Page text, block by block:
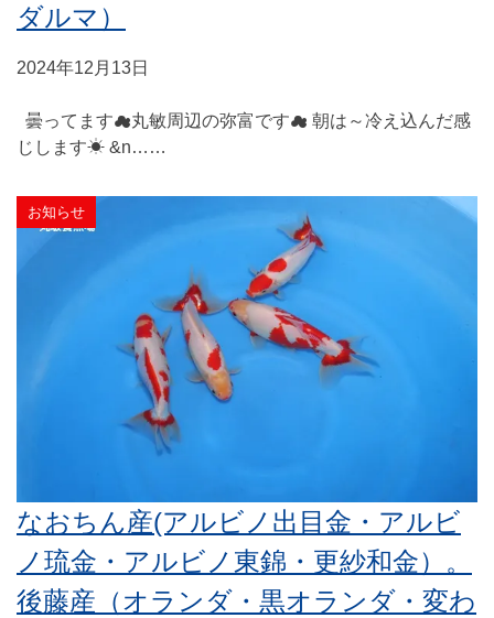
ダルマ）
2024年12月13日
曇ってます☁丸敏周辺の弥富です☁ 朝は～冷え込んだ感
じします☀ &n……
お知らせ
なおちん産(アルビノ出目金・アルビ
ノ琉金・アルビノ東錦・更紗和金）。
後藤産（オランダ・黒オランダ・変わ